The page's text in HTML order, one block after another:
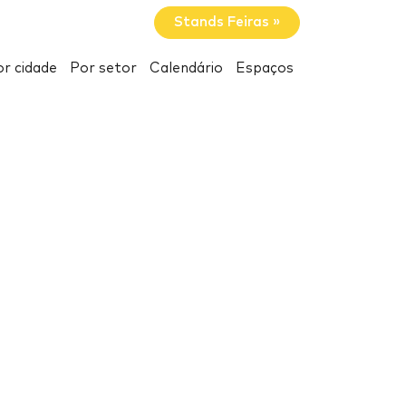
Stands Feiras »
cidade Por setor Calendário Espaços